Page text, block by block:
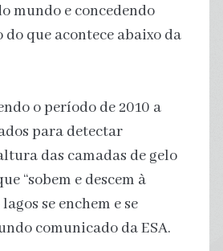
mundo e concedendo
que acontece abaixo da
o período de 2010 a
para detectar
das camadas de gelo
“sobem e descem à
se enchem e se
comunicado da ESA.